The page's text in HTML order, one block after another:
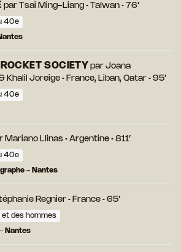
par Tsai Ming-Liang• Taïwan • 76’
40e
SOCIETY parJoana
Khalil Joreige • France, Liban, Qatar • 95’
40e
Mariano Llinas• Argentine • 811’
40e
- Nantes
Regnier • France • 65’
et des hommes
Nantes